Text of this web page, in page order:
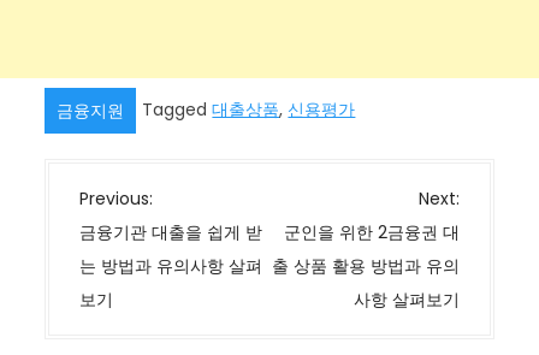
금융지원 Tagged대출상품, 신용평가
글
탐
색
Previous:
금융기관 대출을 쉽게 받
는 방법과 유의사항 살펴
보기
Next:
군인을 위한 2금융권 대
출 상품 활용 방법과 유의
사항 살펴보기